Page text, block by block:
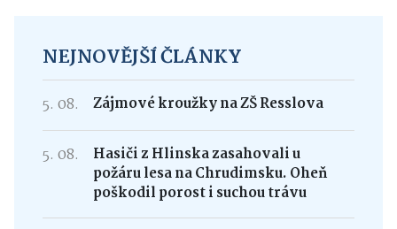
NEJNOVĚJŠÍ ČLÁNKY
5. 08. Zájmové kroužky na ZŠ Resslova
5. 08.
Hasiči z Hlinska zasahovali u
požáru lesa na Chrudimsku. Oheň
poškodil porost i suchou trávu